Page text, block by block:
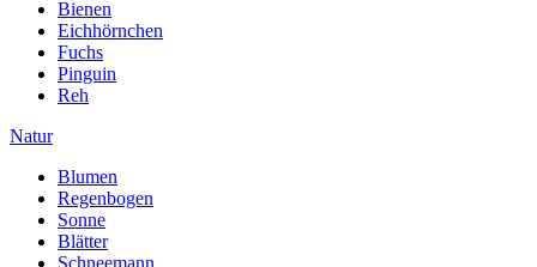
Bienen
Eichhörnchen
Fuchs
Pinguin
Reh
Natur
Blumen
Regenbogen
Sonne
Blätter
Schneemann